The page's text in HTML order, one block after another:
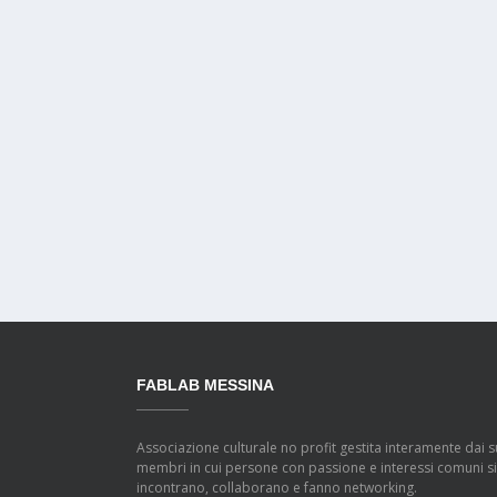
FABLAB MESSINA
Associazione culturale no profit gestita interamente dai
membri in cui persone con passione e interessi comuni si
incontrano, collaborano e fanno networking.